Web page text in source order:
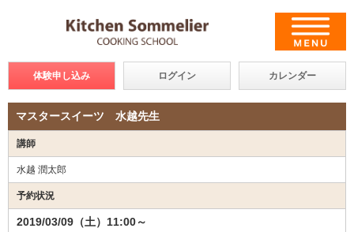
体験申し込み ログイン カレンダー
マスタースイーツ 水越先生
講師
水越 潤太郎
予約状況
2019/03/09（土）11:00～